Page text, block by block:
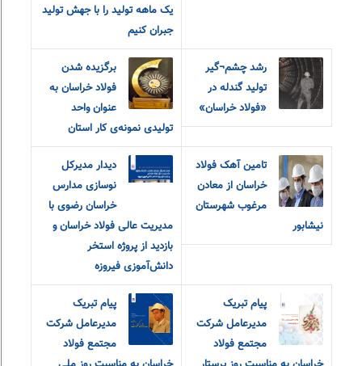
یک ماهه تولید را با جهش تولید
جبران کنیم
رشد چشم¬گیر
تولید گندله در
«فولاد خراسان»
برگزیده شدن
فولاد خراسان به
عنوان واحد
تولیدی نمونه‌ی کار استان
تامین آهک فولاد
خراسان از معادن
مرغوب شهرستان
نیشابور
دیدار مدیرکل
نوسازی مدارس
خراسان رضوی با
مدیریت عالی فولاد خراسان و
بازدید از پروژه استخر
دانش‌آموزی فیروزه
پیام تبریک
مدیرعامل شرکت
مجتمع فولاد
پیام تبریک
مدیرعامل شرکت
مجتمع فولاد